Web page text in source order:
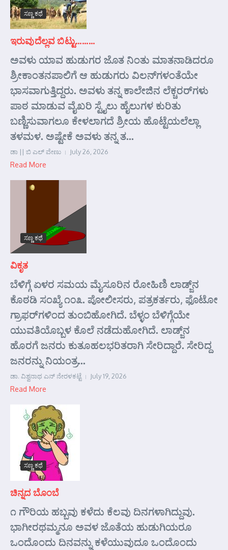
ಸಣ್ಣ ಕಥೆ
ಇರುವುದೆಲ್ಲವ ಬಿಟ್ಟು………
ಅವಳು ಯಾವ ಹುಡುಗರ ಜೊತ ನಿಂತು ಮಾತನಾಡಿದರೂ
ಶ್ರೀಕಾಂತನಪಾಲಿಗೆ ಆ ಹುಡುಗರು ವಿಲನ್‌ಗಳಂತೆಯೇ
ಭಾಸವಾಗುತ್ತಿದ್ದರು. ಅವಳು ತನ್ನ ಕಾಲೇಜಿನ ಲೆಕ್ಚರರ್‌ಗಳು
ಪಾಠ ಮಾಡುವ ವೈಖರಿ ಸ್ಟೈಲು ಹೈಲುಗಳ ಕುರಿತು
ಬಣ್ಣಿಸುವಾಗಲೂ ಕೇಳಲಾಗದೆ ಶ್ರೀಯ ಹೊಟ್ಟೆಯಲೆಲ್ಲಾ
ತಳಮಳ. ಅಷ್ಟೇಕೆ ಅವಳು ತನ್ನ ತ...
ಡಾ || ಬಿ ಎಲ್ ವೇಣು July 26, 2026
Read More
ಸಣ್ಣ ಕಥೆ
ವಿಕೃತ
ಬೆಳಿಗ್ಗೆ ಏಳರ ಸಮಯ ಮೈಸೂರಿನ ರೋಹಿಣಿ ಲಾಡ್ಜ್‌ನ
ಕೊಠಡಿ ಸಂಖ್ಯೆ ೧೦೩. ಪೋಲೀಸರು, ಪತ್ರಕರ್ತರು, ಫೊಟೋ
ಗ್ರಾಫರ್‌ಗಳಿಂದ ತುಂಬಿಹೋಗಿದೆ. ಬೆಳ್ಳಂ ಬೆಳಿಗ್ಗೆಯೇ
ಯುವತಿಯೊಬ್ಬಳ ಕೊಲೆ ನಡೆದುಹೋಗಿದೆ. ಲಾಡ್ಜ್‌ನ
ಹೊರಗೆ ಜನರು ಕುತೂಹಲಭರಿತರಾಗಿ ಸೇರಿದ್ದಾರೆ. ಸೇರಿದ್ದ
ಜನರನ್ನು ನಿಯಂತ್ರ...
ಡಾ. ವಿಶ್ವನಾಥ ಎನ್ ನೇರಳಕಟ್ಟೆ July 19, 2026
Read More
ಸಣ್ಣ ಕಥೆ
ಚಿನ್ನದ ಬೊಂಬೆ
೧ ಗೌರಿಯ ಹಬ್ಬವು ಕಳೆದು ಕೆಲವು ದಿನಗಳಾಗಿದ್ದುವು.
ಭಾಗೀರಥಮ್ಮನೂ ಅವಳ ಜೊತೆಯ ಹುಡುಗಿಯರೂ
ಒಂದೊಂದು ದಿನವನ್ನು ಕಳೆಯುವುದೂ ಒಂದೊಂದು